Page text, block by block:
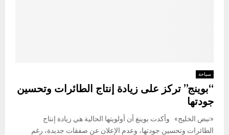
سياحة
“بوينج” تركز على زيادة إنتاج الطائرات وتحسين
جودتها
«نبض الخليج» وأكدت بوينغ أن أولويتها الحالية هي زيادة إنتاج
الطائرات وتحسين جودتها، وعدم الإعلان عن صفقات جديدة، رغم